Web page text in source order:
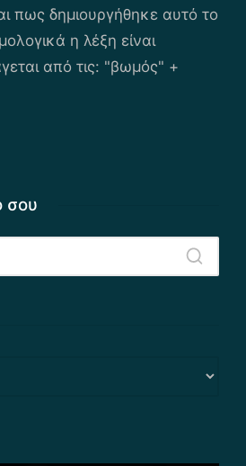
πως δημιουργήθηκε αυτό το
η λέξη είναι
από τις: "βωμός" +
σου